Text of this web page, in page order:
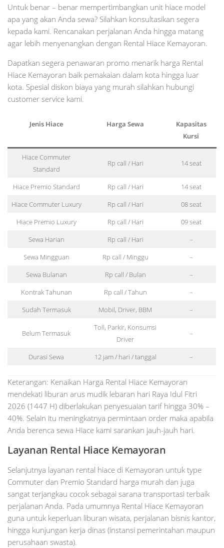
Untuk benar – benar mempertimbangkan unit hiace model
apa yang akan Anda sewa? Silahkan konsultasikan segera
kepada kami. Rencanakan perjalanan Anda hingga matang
agar lebih menyenangkan dengan Rental Hiace Kemayoran.
Dapatkan segera penawaran promo menarik harga Rental
Hiace Kemayoran baik pemakaian dalam kota hingga luar
kota. Spesial diskon biaya yang murah silahkan hubungi
customer service kami.
Jenis Hiace Harga Sewa
Kapasitas
Kursi
Hiace Commuter
Standard
Rp call / Hari 14 seat
Hiace Premio Standard Rp call / Hari
14 seat
Hiace Commuter Luxury
Rp call / Hari
08 seat
Hiace Premio Luxury
Rp call / Hari
09 seat
Sewa Harian
Rp call / Hari
–
Sewa Mingguan
Rp call / Minggu
–
Sewa Bulanan
Rp call / Bulan
–
Kontrak Tahunan
Rp call / Tahun
–
Sudah Termasuk
Mobil, Driver, BBM –
Belum Termasuk
Toll, Parkir, Konsumsi
Driver
–
Durasi Sewa 12 jam / hari / tanggal –
Keterangan: Kenaikan Harga Rental Hiace Kemayoran
mendekati liburan arus mudik lebaran hari Raya Idul Fitri
2026 (1447 H) diberlakukan penyesuaian tarif hingga 30% –
40%. Selain itu meningkatnya permintaan order maka apabila
Anda berenca sewa Hiace kami sarankan jauh-jauh hari.
Layanan Rental Hiace Kemayoran
Selanjutnya layanan rental hiace di Kemayoran untuk type
Commuter dan Premio Standard harga murah dan juga
sangat terjangkau cocok sebagai sarana transportasi terbaik
perjalanan Anda. Pada umumnya Rental Hiace Kemayoran
guna untuk keperluan liburan wisata, perjalanan bisnis kantor,
hingga kunjungan kerja dinas (instansi pemerintahan maupun
perusahaan swasta).